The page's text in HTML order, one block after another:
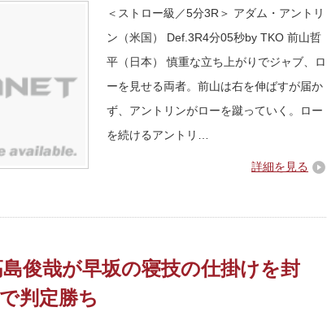
＜ストロー級／5分3R＞ アダム・アントリ
ン（米国） Def.3R4分05秒by TKO 前山哲
平（日本） 慎重な立ち上がりでジャブ、ロ
ーを見せる両者。前山は右を伸ばすが届か
ず、アントリンがローを蹴っていく。ロー
を続けるアントリ…
詳細を見る
島俊哉が早坂の寝技の仕掛けを封
判定勝ち